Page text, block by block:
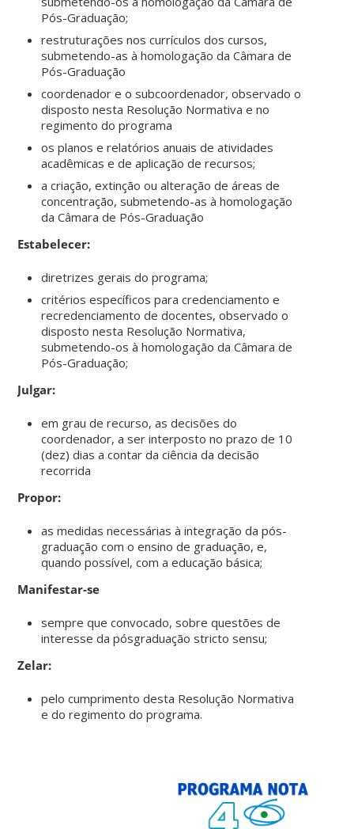
Pós-Graduação;
restruturações nos currículos dos cursos,
submetendo-as à homologação da Câmara de
Pós-Graduação
coordenador e o subcoordenador, observado o
disposto nesta Resolução Normativa e no
regimento do programa
os planos e relatórios anuais de atividades
acadêmicas e de aplicação de recursos;
a criação, extinção ou alteração de áreas de
concentração, submetendo-as à homologação
da Câmara de Pós-Graduação
Estabelecer:
diretrizes gerais do programa;
critérios específicos para credenciamento e
recredenciamento de docentes, observado o
disposto nesta Resolução Normativa,
submetendo-os à homologação da Câmara de
Pós-Graduação;
Julgar:
em grau de recurso, as decisões do
coordenador, a ser interposto no prazo de 10
(dez) dias a contar da ciência da decisão
recorrida
Propor:
as medidas necessárias à integração da pós-
graduação com o ensino de graduação, e,
quando possível, com a educação básica;
Manifestar-se
sempre que convocado, sobre questões de
interesse da pósgraduação stricto sensu;
Zelar:
pelo cumprimento desta Resolução Normativa
e do regimento do programa.